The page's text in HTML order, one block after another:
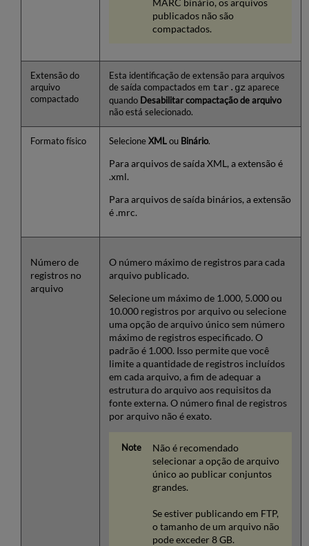
publicados não são
compactados.
Extensão do
arquivo
compactado
Esta identificação de extensão para arquivos
de saída compactados em tar.gzaparece
quando Desabilitar compactação de arquivo
não está selecionado.
Formato físico Selecione XMLou Binário.
Para arquivos de saída XML, a extensão é
.xml.
Para arquivos de saída binários, a extensão
é .mrc.
Número de
registros no
arquivo
O número máximo de registros para cada
arquivo publicado.
Selecione um máximo de 1.000, 5.000 ou
10.000 registros por arquivo ou selecione
uma opção de arquivo único sem número
máximo de registros especificado. O
padrão é 1.000. Isso permite que você
limite a quantidade de registros incluídos
em cada arquivo, a fim de adequar a
estrutura do arquivo aos requisitos da
fonte externa. O número final de registros
por arquivo não é exato.
Não é recomendado
selecionar a opção de arquivo
único ao publicar conjuntos
grandes.
Se estiver publicando em FTP,
o tamanho de um arquivo não
pode exceder 8 GB.